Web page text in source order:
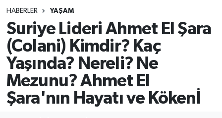
HABERLER YAŞAM
Suriye Lideri Ahmet El Şara
(Colani) Kimdir? Kaç
Yaşında? Nereli? Ne
Mezunu? Ahmet El
Şara'nın Hayatı ve Kökenİ
Ekonomi
Gündem
Namaz Vakitleri
Trafik Durumu
Süper Lig Puan Durumu ve Fikstür